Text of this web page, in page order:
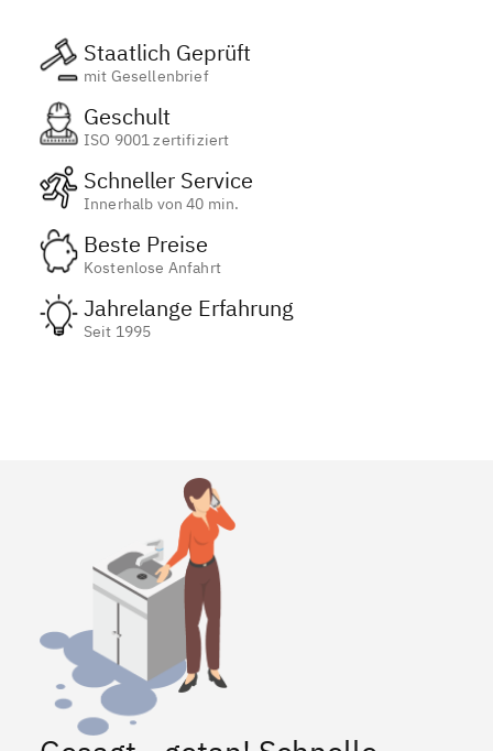
Staatlich Geprüft
mit Gesellenbrief
Geschult
ISO 9001 zertifiziert
Schneller Service
Innerhalb von 40 min.
Beste Preise
Kostenlose Anfahrt
Jahrelange Erfahrung
Seit 1995